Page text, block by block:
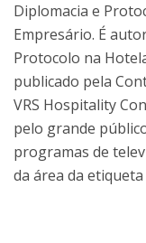
Diplomacia e
Empresário. É
Protocolo na
publicado pela
VRS Hospitality
pelo grande
programas de
da área da